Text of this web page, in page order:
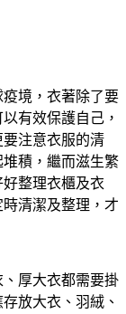
境，衣著除了要
有效保護自己，
注意衣服的清
積，繼而滋生繁
整理衣櫃及衣
清潔及整理，才
厚大衣都需要掛
放大衣、羽絨、